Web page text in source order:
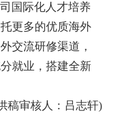
国际化人才培养
更多的优质海外
交流研修渠道，
就业，搭建全新
稿审核人：吕志轩)